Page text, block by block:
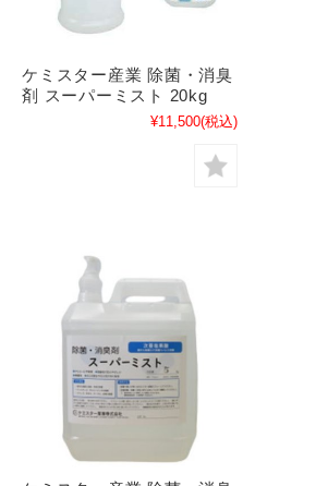
ケミスター産業 除菌・消臭
剤 スーパーミスト 20kg
¥11,500(税込)